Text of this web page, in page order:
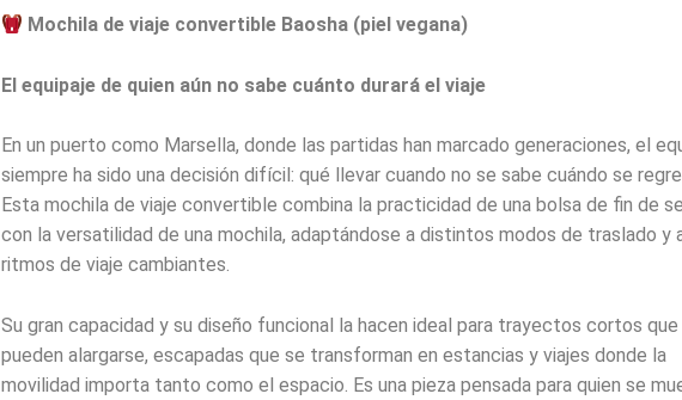
Mochila de viaje convertible Baosha (piel vegana)
El equipaje de quien aún no sabe cuánto durará el viaje
En un puerto como Marsella, donde las partidas han marcado generaciones, el
siempre ha sido una decisión difícil: qué llevar cuando no se sabe cuándo se
Esta mochila de viaje convertible combina la practicidad de una bolsa de fin de
con la versatilidad de una mochila, adaptándose a distintos modos de traslado y
ritmos de viaje cambiantes.
Su gran capacidad y su diseño funcional la hacen ideal para trayectos cortos que
pueden alargarse, escapadas que se transforman en estancias y viajes donde la
movilidad importa tanto como el espacio. Es una pieza pensada para quien se